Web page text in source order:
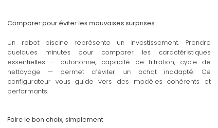
Comparer pour éviter les mauvaises surprises
Un robot piscine représente un investissement. Prendre
quelques minutes pour comparer les caractéristiques
essentielles — autonomie, capacité de filtration, cycle de
nettoyage — permet d’éviter un achat inadapté. Ce
configurateur vous guide vers des modèles cohérents et
performants.
Faire le bon choix, simplement